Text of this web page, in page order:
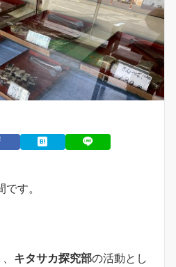
す。
キタサカ探究部の活動とし